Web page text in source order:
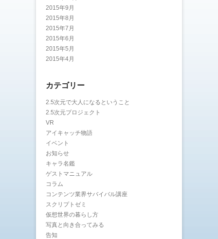
2015年9月
2015年8月
2015年7月
2015年6月
2015年5月
2015年4月
カテゴリー
2.5次元で大人になるということ
2.5次元プロジェクト
VR
アイキャッチ物語
イベント
お知らせ
キャラ名鑑
ゲストマニュアル
コラム
コンテンツ業界サバイバル講座
スクリプトゼミ
仮想世界の暮らし方
写真と向き合ってみる
告知